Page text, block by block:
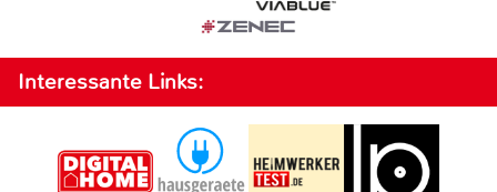
Interessante Links: